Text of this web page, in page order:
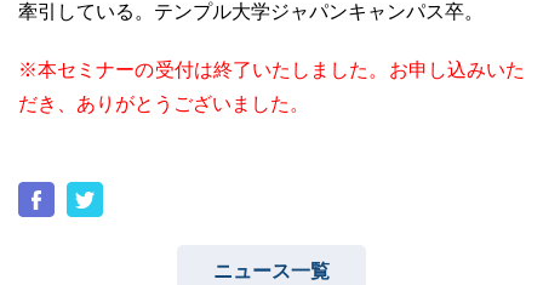
牽引している。テンプル大学ジャパンキャンパス卒。
※本セミナーの受付は終了いたしました。お申し込みいた
だき、ありがとうございました。
ニュース一覧